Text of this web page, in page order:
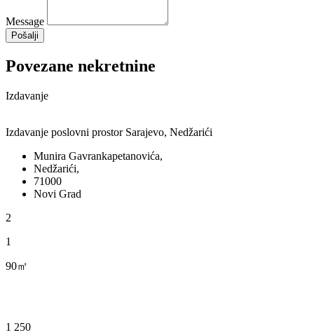
Message
Pošalji
Povezane nekretnine
Izdavanje
Izdavanje poslovni prostor Sarajevo, Nedžarići
Munira Gavrankapetanovića,
Nedžarići,
71000
Novi Grad
2
1
90㎡
1 250